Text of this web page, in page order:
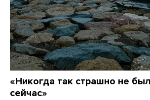
«Никогда так страшно не
сейчас»